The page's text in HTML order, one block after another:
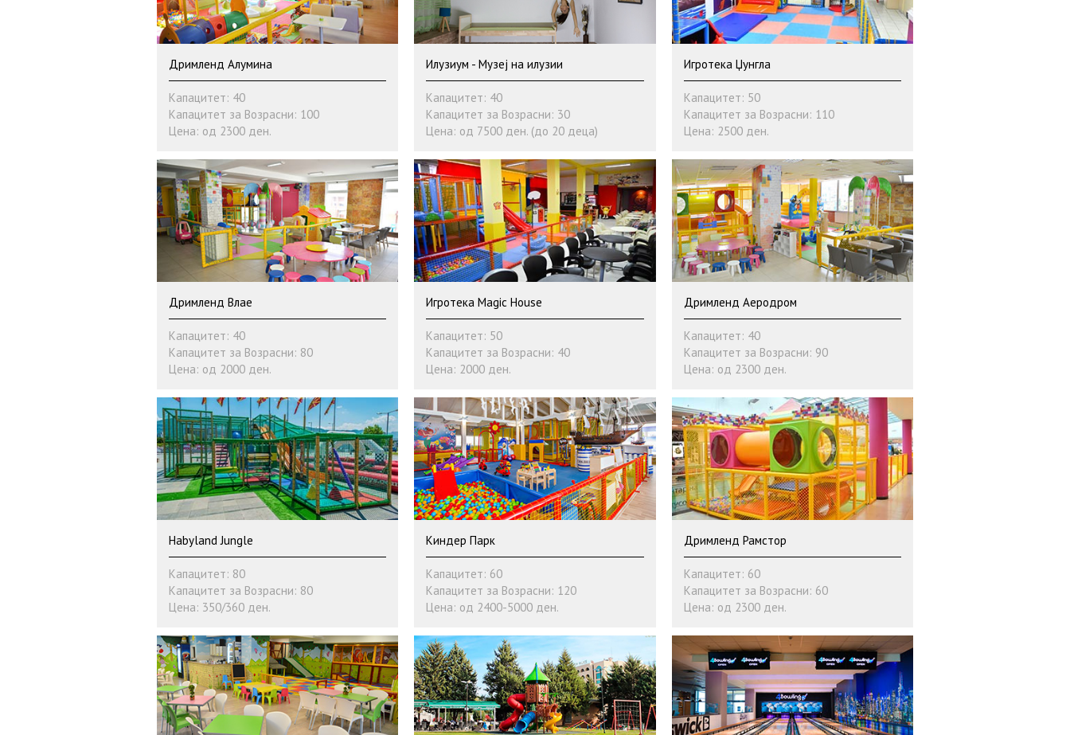
Дримленд Алумина
Капацитет: 40
Капацитет за Возрасни: 100
Цена: од 2300 ден.
Илузиум - Музеј на илузии
Капацитет: 40
Капацитет за Возрасни: 30
Цена: од 7500 ден. (до 20 деца)
Игротека Џунгла
Капацитет: 50
Капацитет за Возрасни: 110
Цена: 2500 ден.
Дримленд Влае
Капацитет: 40
Капацитет за Возрасни: 80
Цена: од 2000 ден.
Игротека Magic House
Капацитет: 50
Капацитет за Возрасни: 40
Цена: 2000 ден.
Дримленд Аеродром
Капацитет: 40
Капацитет за Возрасни: 90
Цена: од 2300 ден.
Habyland Jungle
Капацитет: 80
Капацитет за Возрасни: 80
Цена: 350/360 ден.
Киндер Парк
Капацитет: 60
Капацитет за Возрасни: 120
Цена: од 2400-5000 ден.
Дримленд Рамстор
Капацитет: 60
Капацитет за Возрасни: 60
Цена: од 2300 ден.